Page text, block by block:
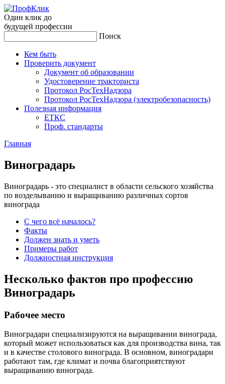
Один клик до
будущей профессии
Поиск
Кем быть
Проверить документ
Документ об образовании
Удостоверение тракториста
Протокол РосТехНадзора
Протокол РосТехНадзора (электробезопасность)
Полезная информация
ЕТКС
Проф. стандарты
Главная
Ви­ног­ра­дарь
Виноградарь - это специалист в области сельского хозяйства
по возделыванию и выращиванию различных сортов
винограда
С чего всё началось?
Факты
Должен знать и уметь
Примеры работ
Должностная инструкция
Несколько фактов про профессию
Виноградарь
Рабочее место
Виноградари специализируются на выращивании винограда,
который может использоваться как для производства вина, так
и в качестве столового винограда. В основном, виноградари
работают там, где климат и почва благоприятствуют
выращиванию винограда.